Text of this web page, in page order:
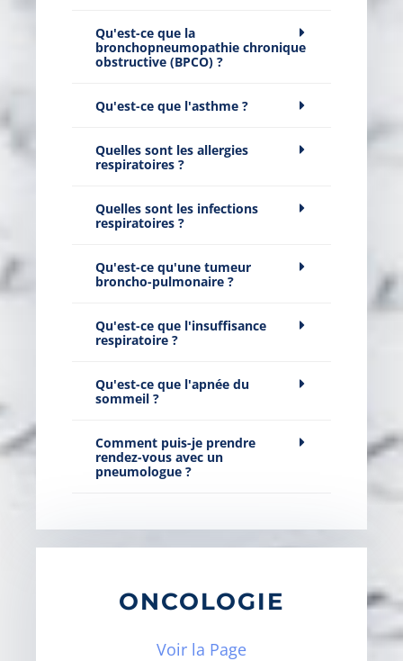
Qu'est-ce que la
bronchopneumopathie chronique
obstructive (BPCO) ?
Qu'est-ce que l'asthme ?
Quelles sont les allergies
respiratoires ?
Quelles sont les infections
respiratoires ?
Qu'est-ce qu'une tumeur
broncho-pulmonaire ?
Qu'est-ce que l'insuffisance
respiratoire ?
Qu'est-ce que l'apnée du
sommeil ?
Comment puis-je prendre
rendez-vous avec un
pneumologue ?
ONCOLOGIE
Voir la Page